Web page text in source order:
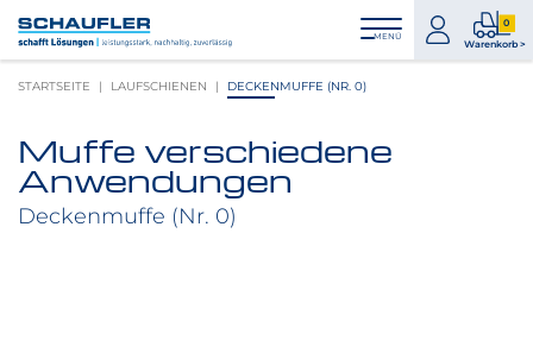
Inhalt
Hauptnavigation
Footernavigation
Logo
Schaufler
verlinkt
Startseite
MENÜ
zum
Konto
0
Warenkorb >
0
STARTSEITE LAUFSCHIENEN DECKENMUFFE (NR. 0)
Produktbilder
überspringen
Muffe verschiedene
Anwendungen
Deckenmuffe (Nr. 0)